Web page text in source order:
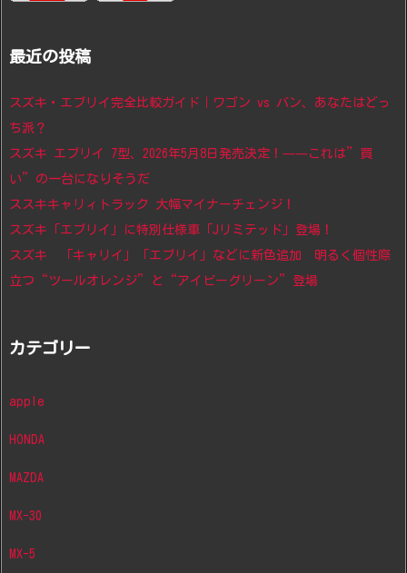
最近の投稿
スズキ・エブリイ完全比較ガイド｜ワゴン vs バン、あなたはどっ
ち派？
スズキ エブリイ 7型、2026年5月8日発売決定！——これは”買
い”の一台になりそうだ
ススキキャリィトラック 大幅マイナーチェンジ！
スズキ「エブリイ」に特別仕様車「Jリミテッド」登場！
スズキ 「キャリイ」「エブリイ」などに新色追加 明るく個性際
立つ“ツールオレンジ”と“アイビーグリーン”登場
カテゴリー
apple
HONDA
MAZDA
MX-30
MX-5